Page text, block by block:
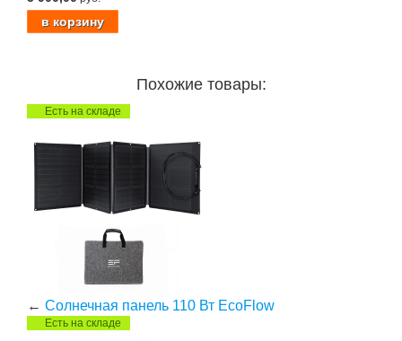
Похожие товары:
Есть на складе
← Солнечная панель 110 Вт EcoFlow
Есть на складе